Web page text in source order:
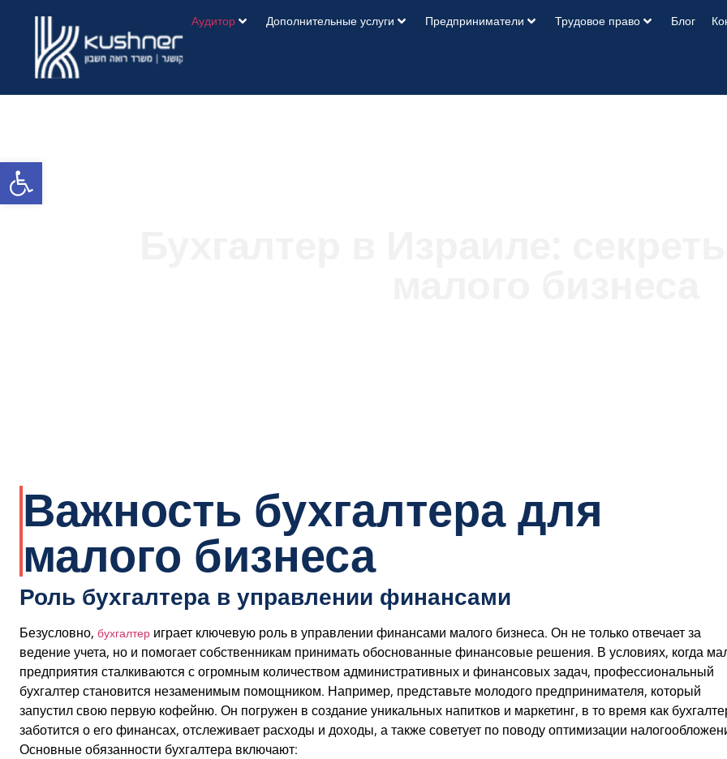
Аудитор Дополнительные услуги Предприниматели Трудовое право Блог
Важность бухгалтера для
малого бизнеса
Роль бухгалтера в управлении финансами
Безусловно, бухгалтер играет ключевую роль в управлении финансами малого бизнеса. Он не только отвечает за
ведение учета, но и помогает собственникам принимать обоснованные финансовые решения. В условиях, когда
предприятия сталкиваются с огромным количеством административных и финансовых задач, профессиональный
бухгалтер становится незаменимым помощником. Например, представьте молодого предпринимателя, который
запустил свою первую кофейню. Он погружен в создание уникальных напитков и маркетинг, в то время как
заботится о его финансах, отслеживает расходы и доходы, а также советует по поводу оптимизации
Основные обязанности бухгалтера включают:
Открыть панель инструментов